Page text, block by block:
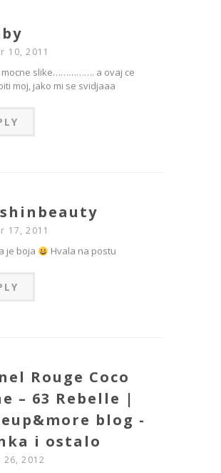
10, 2011
mocne slike……………. a ovaj ce
moj, jako mi se svidjaaa
17, 2011
je boja Hvala na postu
Rouge Coco
– 63 Rebelle |
blog -
i ostalo
26, 2012